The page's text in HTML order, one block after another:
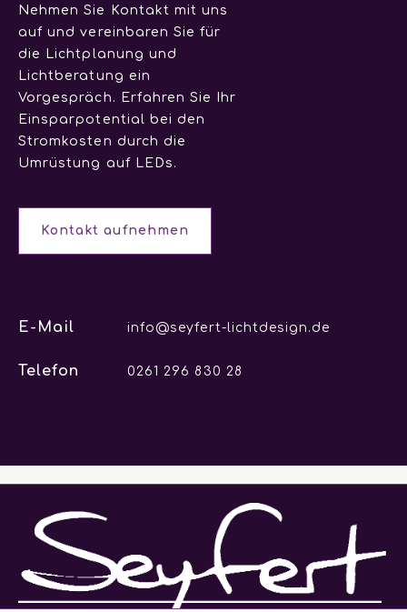
Nehmen Sie Kontakt mit uns
auf und vereinbaren Sie für
die Lichtplanung und
Lichtberatung ein
Vorgespräch. Erfahren Sie Ihr
Einsparpotential bei den
Stromkosten durch die
Umrüstung auf LEDs.
Kontakt aufnehmen
E-Mail info@seyfert-lichtdesign.de
Telefon 0261 296 830 28